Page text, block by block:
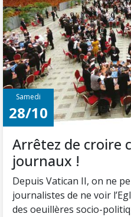
Samedi
28/10
Arrêtez de croire
journaux !
Depuis Vatican II, on ne
journalistes de ne voir
des oeuillères socio-